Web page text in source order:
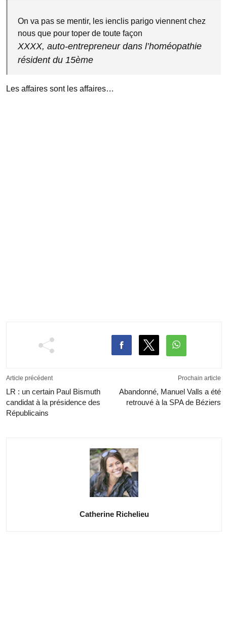
On va pas se mentir, les ienclis parigo viennent chez
nous que pour toper de toute façon
XXXX, auto-entrepreneur dans l’homéopathie
résident du 15ème
Les affaires sont les affaires…
Article précédent
LR : un certain Paul Bismuth
candidat à la présidence des
Républicains
Prochain article
Abandonné, Manuel Valls a été
retrouvé à la SPA de Béziers
Catherine Richelieu